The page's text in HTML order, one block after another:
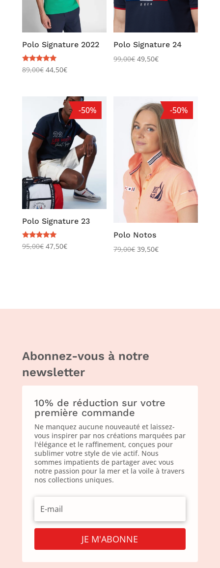
Polo Signature 2022
Note
5.00
89,00€ 44,50€
Polo Signature 24
99,00€ 49,50€
-50%
Polo Signature 23
Note
5.00
95,00€ 47,50€
-50%
Polo Notos
79,00€ 39,50€
Abonnez-vous à notre
newsletter
10% de réduction sur votre
première commande
Ne manquez aucune nouveauté et laissez-
vous inspirer par nos créations marquées par
l'élégance et le raffinement, conçues pour
sublimer votre style de vie actif. Nous
sommes impatients de partager avec vous
notre passion pour la mer et la voile à travers
nos collections uniques.
JE M'ABONNE